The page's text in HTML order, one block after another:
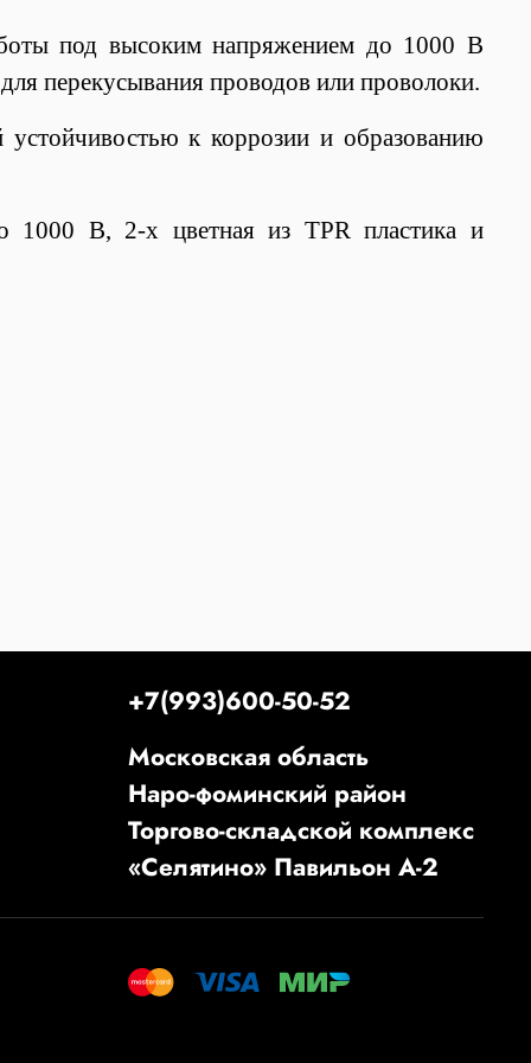
под высоким напряжением до 1000 В
перекусывания проводов или проволоки.
к коррозии и образованию
1000 В, 2-х цветная из TPR пластика и
+7(993)600-50-52
Московская область
Наро-фоминский район
Торгово-складской комплекс
«Селятино» Павильон А-2